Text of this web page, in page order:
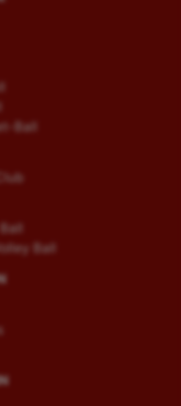
Ball
Ball